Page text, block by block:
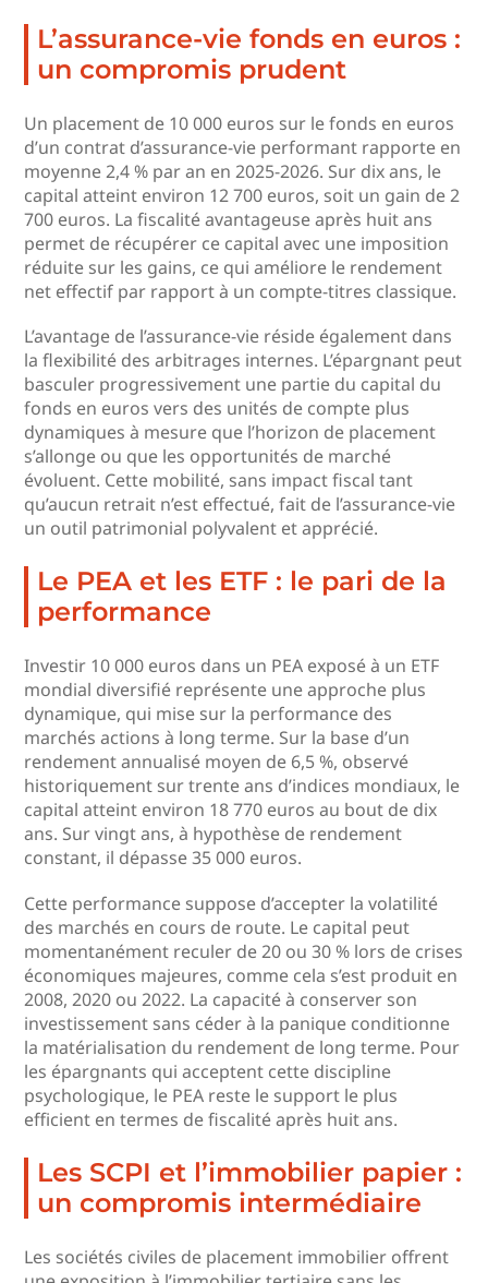
L’assurance-vie fonds en euros :
un compromis prudent
Un placement de 10 000 euros sur le fonds en euros
d’un contrat d’assurance-vie performant rapporte en
moyenne 2,4 % par an en 2025-2026. Sur dix ans, le
capital atteint environ 12 700 euros, soit un gain de 2
700 euros. La fiscalité avantageuse après huit ans
permet de récupérer ce capital avec une imposition
réduite sur les gains, ce qui améliore le rendement
net effectif par rapport à un compte-titres classique.
L’avantage de l’assurance-vie réside également dans
la flexibilité des arbitrages internes. L’épargnant peut
basculer progressivement une partie du capital du
fonds en euros vers des unités de compte plus
dynamiques à mesure que l’horizon de placement
s’allonge ou que les opportunités de marché
évoluent. Cette mobilité, sans impact fiscal tant
qu’aucun retrait n’est effectué, fait de l’assurance-vie
un outil patrimonial polyvalent et apprécié.
Le PEA et les ETF : le pari de la
performance
Investir 10 000 euros dans un PEA exposé à un ETF
mondial diversifié représente une approche plus
dynamique, qui mise sur la performance des
marchés actions à long terme. Sur la base d’un
rendement annualisé moyen de 6,5 %, observé
historiquement sur trente ans d’indices mondiaux, le
capital atteint environ 18 770 euros au bout de dix
ans. Sur vingt ans, à hypothèse de rendement
constant, il dépasse 35 000 euros.
Cette performance suppose d’accepter la volatilité
des marchés en cours de route. Le capital peut
momentanément reculer de 20 ou 30 % lors de crises
économiques majeures, comme cela s’est produit en
2008, 2020 ou 2022. La capacité à conserver son
investissement sans céder à la panique conditionne
la matérialisation du rendement de long terme. Pour
les épargnants qui acceptent cette discipline
psychologique, le PEA reste le support le plus
efficient en termes de fiscalité après huit ans.
Les SCPI et l’immobilier papier :
un compromis intermédiaire
Les sociétés civiles de placement immobilier offrent